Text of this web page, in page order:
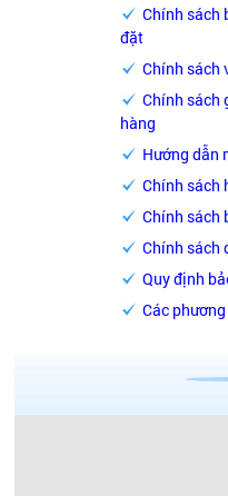
Chính sách
đặt
Chính sách
Chính sách
hàng
Hướng dẫn
Chính sách
Chính sách
Chính sách
Quy định
Các